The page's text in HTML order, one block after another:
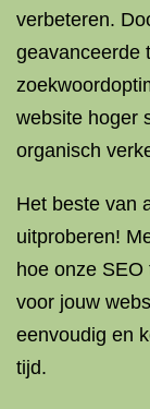
verbeteren.
geavanceerde
website hoger
organisch
Het beste van
uitproberen!
hoe onze
voor jouw
eenvoudig en
tijd.